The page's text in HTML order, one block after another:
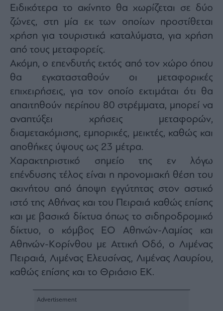
Ειδικότερα το ακίνητο θα χωρίζεται σε δύο
ζώνες, στη μία εκ των οποίων προστίθεται
χρήση για τουριστικά καταλύματα, για χρήση
από τους μεταφορείς.
Ακόμη, ο επενδυτής εκτός από τον χώρο όπου
θα εγκατασταθούν οι μεταφορικές
επιχειρήσεις, για τον οποίο εκτιμάται ότι θα
απαιτηθούν περίπου 80 στρέμματα, μπορεί να
αναπτύξει χρήσεις μεταφορών,
διαμετακόμισης, εμπορικές, μεικτές, καθώς και
αποθήκες ύψους ως 23 μέτρα.
Χαρακτηριστικό σημείο της εν λόγω
επένδυσης τέλος είναι η προνομιακή θέση του
ακινήτου από άποψη εγγύτητας στον αστικό
ιστό της Αθήνας και του Πειραιά καθώς επίσης
και με βασικά δίκτυα όπως το σιδηροδρομικό
δίκτυο, ο κόμβος ΕΟ Αθηνών-Λαμίας και
Αθηνών-Κορίνθου με Αττική Οδό, ο Λιμένας
Πειραιά, Λιμένας Ελευσίνας, Λιμένας Λαυρίου,
καθώς επίσης και το Θριάσιο ΕΚ.